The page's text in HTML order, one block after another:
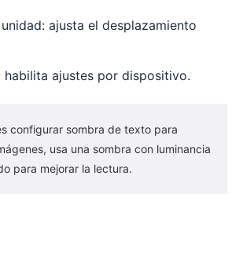
ajusta el desplazamiento
habilita ajustes por dispositivo.
configurar sombra de texto para
usa una sombra con luminancia
para mejorar la lectura.